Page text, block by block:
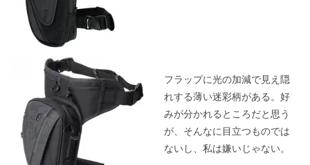
フラップに光の加減で見え隠
れする薄い迷彩柄がある。好
みが分かれるところだと思う
が、そんなに目立つものでは
ないし、私は嫌いじゃない。